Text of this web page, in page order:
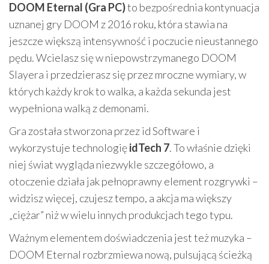
DOOM Eternal (Gra PC)to bezpośrednia kontynuacja
uznanej gry DOOM z 2016 roku, która stawia na
jeszcze większą intensywność i poczucie nieustannego
pędu. Wcielasz się w niepowstrzymanego DOOM
Slayera i przedzierasz się przez mroczne wymiary, w
których każdy krok to walka, a każda sekunda jest
wypełniona walką z demonami.
Gra została stworzona przez id Software i
wykorzystuje technologięidTech 7. To właśnie dzięki
niej świat wygląda niezwykle szczegółowo, a
otoczenie działa jak pełnoprawny element rozgrywki –
widzisz więcej, czujesz tempo, a akcja ma większy
„ciężar” niż w wielu innych produkcjach tego typu.
Ważnym elementem doświadczenia jest też muzyka –
DOOM Eternal rozbrzmiewa nową, pulsującą ścieżką